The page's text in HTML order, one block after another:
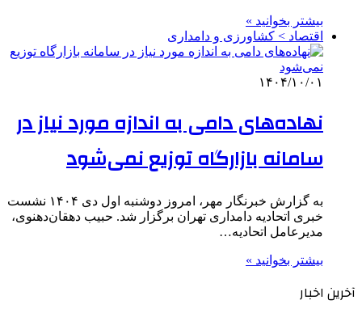
بیشتر بخوانید »
اقتصاد > کشاورزی و دامداری
۱۴۰۴/۱۰/۰۱
نهاده‌های دامی به اندازه مورد نیاز در
سامانه بازارگاه توزیع نمی‌شود
به گزارش خبرنگار مهر، امروز دوشنبه اول دی ۱۴۰۴ نشست
خبری اتحادیه دامداری تهران برگزار شد. حبیب دهقان‌دهنوی،
مدیرعامل اتحادیه…
بیشتر بخوانید »
آخرین اخبار